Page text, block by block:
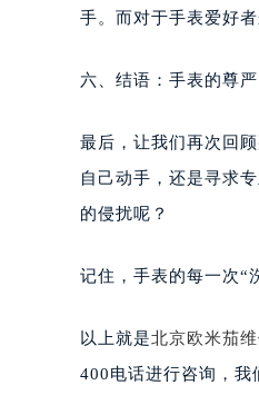
手。而对于手表爱好
六、结语：手表的尊
最后，让我们再次回
自己动手，还是寻求
的侵扰呢？
记住，手表的每一次“
以上就是北京欧米茄
400电话进行咨询，我